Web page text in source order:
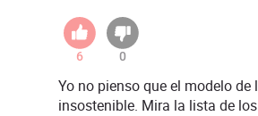
6 0
Yo no pienso que el modelo de
insostenible. Mira la lista de